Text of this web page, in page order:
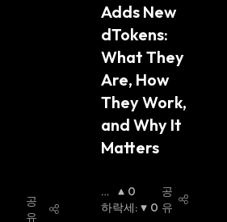
공
유
Adds New
dTokens:
What They
Are, How
They Work,
and Why It
Matters
상
승
0
하락세: 0
공
유